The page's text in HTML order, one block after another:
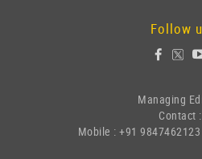
Follow
Managing
Contact :
Mobile : +91